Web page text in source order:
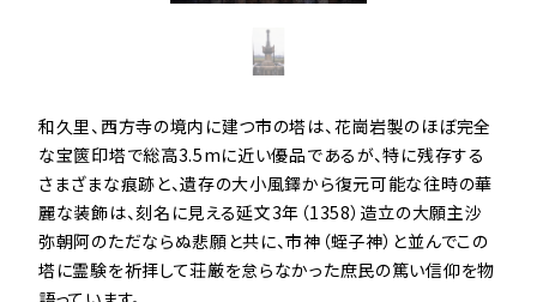
和久里、西方寺の境内に建つ市の塔は、花崗岩製のほぼ完全
な宝篋印塔で総高3.5mに近い優品であるが、特に残存する
さまざまな痕跡と、遺存の大小風鐸から復元可能な往時の華
麗な装飾は、刻名に見える延文3年（1358）造立の大願主沙
弥朝阿のただならぬ悲願と共に、市神（蛭子神）と並んでこの
塔に霊験を祈拝して荘厳を怠らなかった庶民の篤い信仰を物